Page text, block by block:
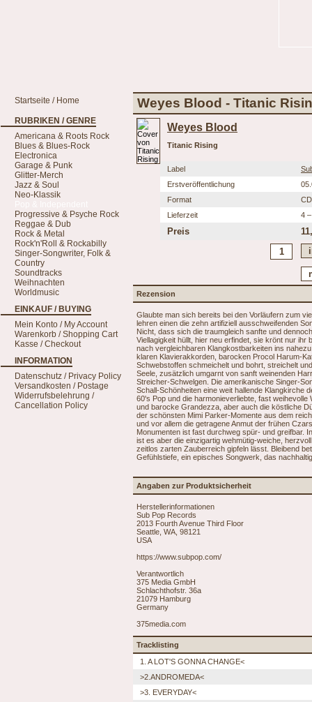
Startseite / Home
RUBRIKEN / GENRE
Americana & Roots Rock
Blues & Blues-Rock
Electronica
Garage & Punk
Glitter-Merch
Jazz & Soul
Neo-Klassik
Progressive & Psyche Rock
Reggae & Dub
Rock & Metal
Rock'n'Roll & Rockabilly
Singer-Songwriter, Folk &
Country
Soundtracks
Weihnachten
Worldmusic
EINKAUF / BUYING
Mein Konto / My Account
Warenkorb / Shopping Cart
Kasse / Checkout
INFORMATION
Datenschutz / Privacy Policy
Versandkosten / Postage
Widerrufsbelehrung /
Cancellation Policy
Weyes Blood - Titanic
Weyes Blood
Titanic Rising
Label
Erstveröffentlichung
Format
CD
Lieferzeit
4
Preis
Rezension
Glaubte man sich bereits bei den Vorläufern zum
lehren einen die zehn artifiziell ausschweifenden
Nicht, dass sich die traumgleich sanfte und
Viellagigkeit hüllt, hier neu erfindet, sie krönt nur
nach vergleichbaren Klangkostbarkeiten ins
klaren Klavierakkorden, barocken Procol Harum-
Schwebstoffen schmeichelt und bohrt, streichelt
Seele, zusätzlich umgarnt von sanft weinenden
Streicher-Schwelgen. Die amerikanische Singer-
Schall-Schönheiten eine weit hallende Klangkirche
60's Pop und die harmonieverliebte, fast
und barocke Grandezza, aber auch die köstliche
der schönsten Mimi Parker-Momente aus dem
und vor allem die getragene Anmut der frühen
Monumenten ist fast durchweg spür- und greifbar.
ist es aber die einzigartig wehmütig-weiche,
zeitlos zarten Zauberreich gipfeln lässt. Bleibend
Gefühlstiefe, ein episches Songwerk, das
Angaben zur Produktsicherheit
Herstellerinformationen
Sub Pop Records
2013 Fourth Avenue Third Floor
Seattle, WA, 98121
USA
https://www.subpop.com/
Verantwortlich
375 Media GmbH
Schlachthofstr. 36a
21079 Hamburg
Germany
375media.com
Tracklisting
1. A LOT'S GONNA CHANGE<
>2.ANDROMEDA<
>3. EVERYDAY<